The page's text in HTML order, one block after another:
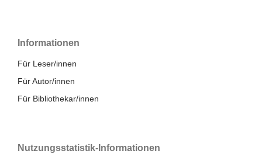
Informationen
Für Leser/innen
Für Autor/innen
Für Bibliothekar/innen
Nutzungsstatistik-Informationen